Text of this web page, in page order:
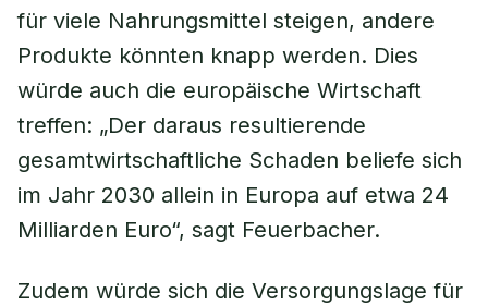
für viele Nahrungsmittel steigen, andere
Produkte könnten knapp werden. Dies
würde auch die europäische Wirtschaft
treffen: „Der daraus resultierende
gesamtwirtschaftliche Schaden beliefe sich
im Jahr 2030 allein in Europa auf etwa 24
Milliarden Euro“, sagt Feuerbacher.
Zudem würde sich die Versorgungslage für